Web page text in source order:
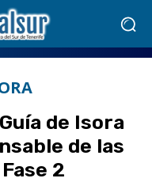
de Isora
de las
2